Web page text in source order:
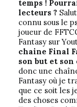
temps !
lecteurs ?
connu sous le
joueur de
Fantasy sur
chaine Final
son but et
donc une
Fantasy où je
que ce soit les
des choses